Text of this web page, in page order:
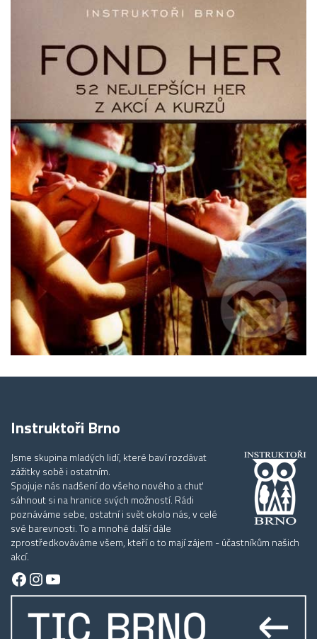
Instruktoři Brno
Jsme skupina mladých lidí, které baví rozdávat
zážitky sobě i ostatním.
Spojuje nás nadšení do všeho nového a chuť
sáhnout si na hranice svých možností. Rádi
poznáváme sebe, ostatní i svět okolo nás, v celé
své barevnosti. To a mnohé další dále
zprostředkováváme všem, kteří o to mají zájem - účastníkům našich
akcí.
Facebook
Instagram
YouTube